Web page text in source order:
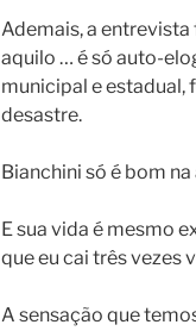
Ademais, a entrevista
aquilo … é só auto-
municipal e estadual,
desastre.
Bianchini só é bom
E sua vida é mesmo
que eu cai três vezes
A sensação que